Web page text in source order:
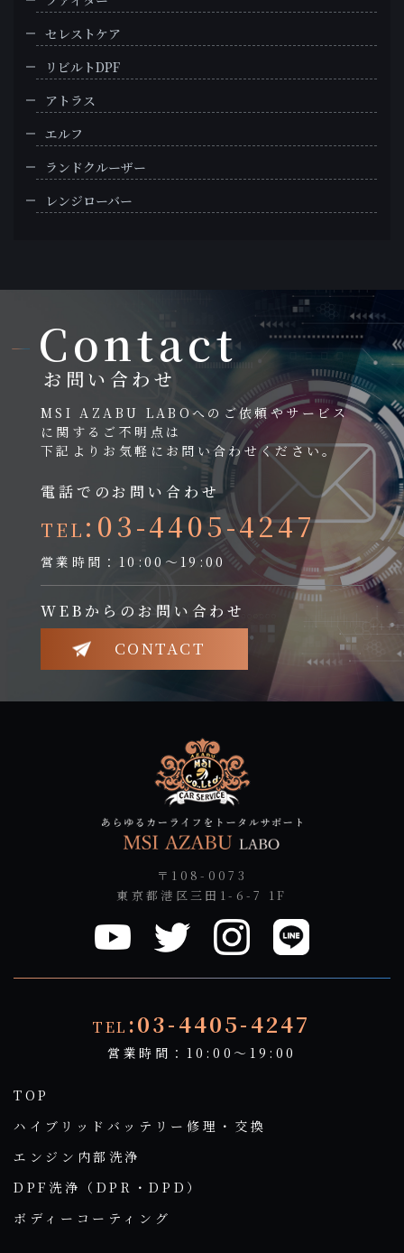
セレストケア
リビルトDPF
アトラス
エルフ
ランドクルーザー
レンジローバー
Contact
お問い合わせ
MSI AZABU LABOへのご依頼やサービス
に関するご不明点は
下記よりお気軽にお問い合わせください。
電話でのお問い合わせ
TEL :03-4405-4247
営業時間：10:00～19:00
WEBからのお問い合わせ
CONTACT
〒108-0073
東京都港区三田1-6-7 1F
TEL :03-4405-4247
営業時間：10:00～19:00
TOP
ハイブリッドバッテリー修理・交換
エンジン内部洗浄
DPF洗浄（DPR・DPD）
ボディーコーティング